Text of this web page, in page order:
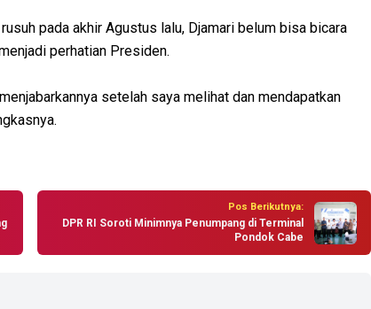
pada akhir Agustus lalu, Djamari belum bisa bicara
perhatian Presiden.
setelah saya melihat dan mendapatkan
Pos Berikutnya:
DPR RI Soroti Minimnya Penumpang di Terminal
Pondok Cabe